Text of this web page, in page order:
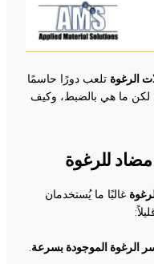
الرغوة تلعب دورًا حاسمًا
لكن ما هي بالضبط، وكيف
للرغوة
غالبًا ما يُستخدمان
الرغوة الموجودة بسرعة.